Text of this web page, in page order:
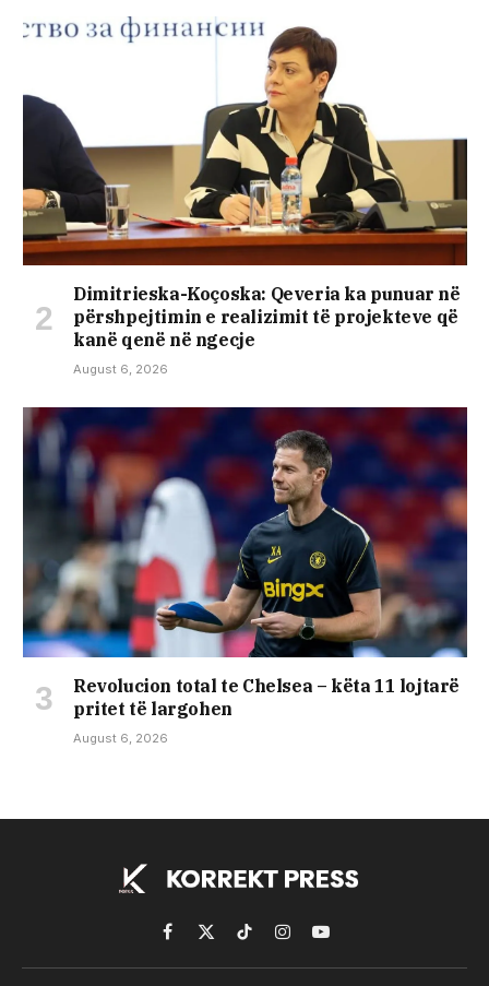
Dimitrieska-Koçoska: Qeveria ka punuar në
përshpejtimin e realizimit të projekteve që
kanë qenë në ngecje
August 6, 2026
Revolucion total te Chelsea – këta 11 lojtarë
pritet të largohen
August 6, 2026
Facebook
X
(Twitter)
TikTokInstagramYouTube